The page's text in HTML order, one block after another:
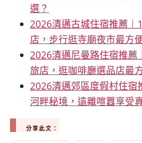
選？
2026清邁古城住宿推薦｜
店，步行逛寺廟夜市最方
2026清邁尼曼路住宿推薦
旅店，逛咖啡廳選品店最
2026清邁郊區度假村住宿
河畔秘境，遠離喧囂享受
分享此文：